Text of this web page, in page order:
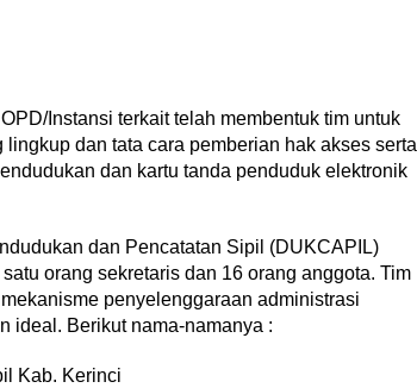
Instansi terkait telah membentuk tim untuk
dan tata cara pemberian hak akses serta
dan kartu tanda penduduk elektronik
dan Pencatatan Sipil (DUKCAPIL)
orang sekretaris dan 16 orang anggota. Tim
penyelenggaraan administrasi
ideal. Berikut nama-namanya :
Kab. Kerinci